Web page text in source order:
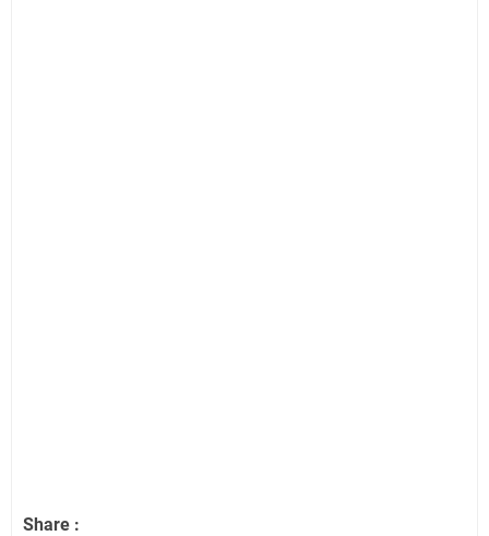
Share :